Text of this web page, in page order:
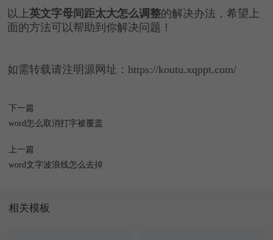
以上英文字母间距太大怎么调整的解决办法，希望上
面的方法可以帮助到你解决问题！
如需转载请注明源网址：https://koutu.xqppt.com/
下一篇
word怎么取消打字被覆盖
上一篇
word文字波浪线怎么去掉
相关模板